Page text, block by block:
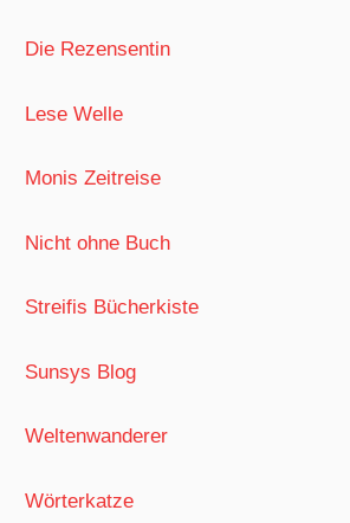
Die Rezensentin
Lese Welle
Monis Zeitreise
Nicht ohne Buch
Streifis Bücherkiste
Sunsys Blog
Weltenwanderer
Wörterkatze